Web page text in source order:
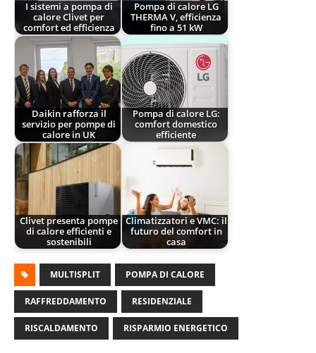
I sistemi a pompa di
calore Clivet per
comfort ed efficienza
Pompa di calore LG
THERMA V, efficienza
fino a 51 kW
Daikin rafforza il
servizio per pompe di
calore in UK
Pompa di calore LG:
comfort domestico
efficiente
Clivet presenta pompe
di calore efficienti e
sostenibili
Climatizzatori e VMC: il
futuro del comfort in
casa
MULTISPLIT POMPA DI CALORE
RAFFREDDAMENTO RESIDENZIALE
RISCALDAMENTO RISPARMIO ENERGETICO